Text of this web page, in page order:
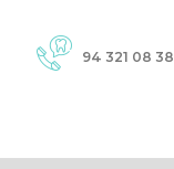
94 321 08 38